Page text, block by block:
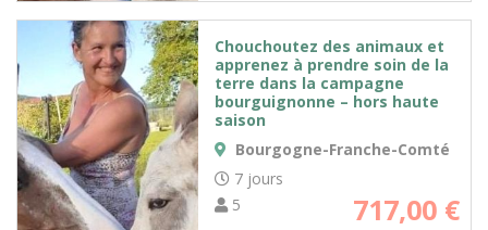
Chouchoutez des animaux et
apprenez à prendre soin de la
terre dans la campagne
bourguignonne – hors haute
saison
Bourgogne-Franche-Comté
7 jours
5
717,00 €